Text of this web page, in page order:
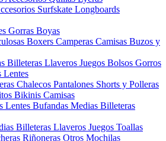
Surfskate Longboards
Gorras Boyas
Boxers Camperas Camisas Buzos y
Billeteras Llaveros Juegos Bolsos Gorros
Lentes
Chalecos Pantalones Shorts y Polleras
Bikinis Camisas
Lentes Bufandas Medias Billeteras
Billeteras Llaveros Juegos Toallas
Riñoneras Otros Mochilas